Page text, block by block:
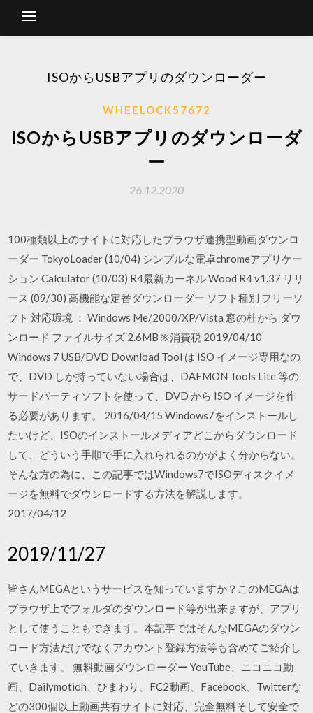
ISOからUSBアプリのダウンローダー
WHEELOCK57672
ISOからUSBアプリのダウンローダ
ー
26.12.2020
100種類以上のサイトに対応したブラウザ連携型動画ダウンロ
ーダー TokyoLoader (10/04) シンプルな電卓chromeアプリケー
ション Calculator (10/03) R4最新カーネル Wood R4 v1.37 リリ
ース (09/30) 高機能な定番ダウンローダー ソフト種別 フリーソ
フト 対応環境 ： Windows Me/2000/XP/Vista 窓の杜から ダウ
ンロード ファイルサイズ 2.6MB ※消費税 2019/04/10
Windows 7 USB/DVD Download Tool は ISO イメージ専用なの
で、DVD しか持っていない場合は、DAEMON Tools Lite 等の
サードパーティソフトを使って、DVD から ISO イメージを作
る必要があります。 2016/04/15 Windows7をインストールし
たいけど、ISOのインストールメディアどこからダウンロード
して、どういう手順で手に入れられるのかがよく分からない。
そんな方の為に、この記事ではWindows7でISOディスクイメ
ージを無料でダウンロードする方法を解説します。
2017/04/12
2019/11/27
皆さんMEGAというサービスを知っていますか？このMEGAは
ブラウザ上でフォルダのダウンロード等が出来ますが、アプリ
として使うこともできます。本記事ではそんなMEGAのダウン
ロード方法だけでなくアカウント登録方法等も含めてご紹介し
ていきます。 無料動画ダウンローダー YouTube、ニコニコ動
画、Dailymotion、ひまわり、FC2動画、Facebook、Twitterな
どの300個以上動画共有サイトに対応、完全無料そして安全で